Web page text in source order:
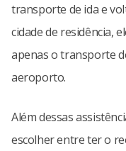
transporte de ida e
cidade de residência,
apenas o transporte
aeroporto.
Além dessas
escolher entre ter o